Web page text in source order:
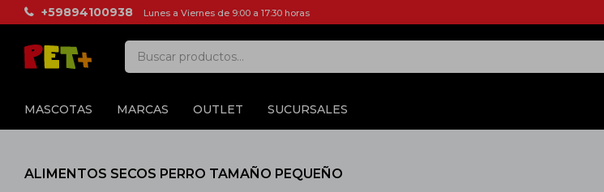
MASCOTAS MARCAS OUTLET SUCURSALES
+59894100938 Lunes a Viernes de 9:00 a 17:30 horas
ALIMENTOS SECOS PERRO TAMAÑO PEQUEÑO